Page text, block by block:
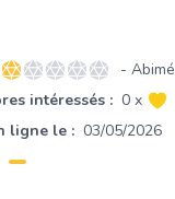
1 sur 5 étoiles
- Abimé
intéressés : 0 x
ligne le : 03/05/2026